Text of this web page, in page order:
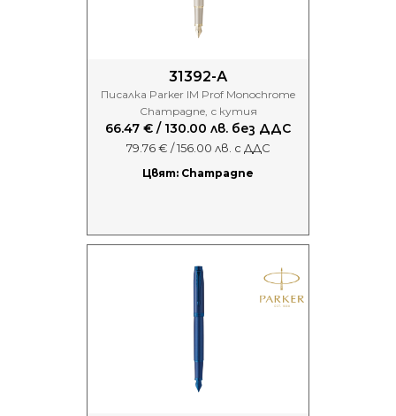
31392-А
Писалка Parker IM Prof Monochrome
Champagne, с кутия
66.47 € / 130.00 лв. без ДДС
79.76 € / 156.00 лв. с ДДС
Цвят: Champagne